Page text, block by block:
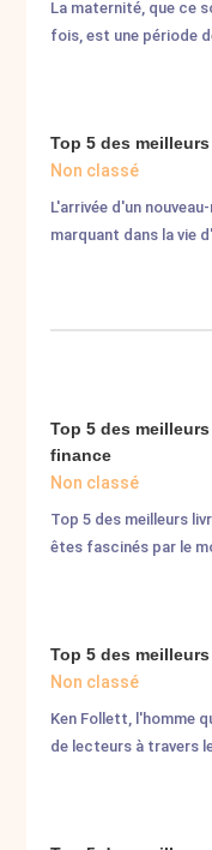
La maternité, que ce
fois, est une période
Top 5 des
Non classé
L'arrivée d'un
marquant dans la vie
Top 5 des
finance
Non classé
Top 5 des meilleurs
êtes fascinés par le
Top 5 des
Non classé
Ken Follett, l'homme
de lecteurs à travers